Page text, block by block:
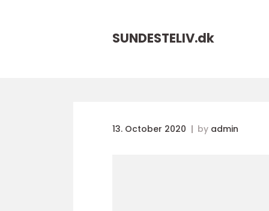
SUNDESTELIV.dk
13. October 2020 by admin